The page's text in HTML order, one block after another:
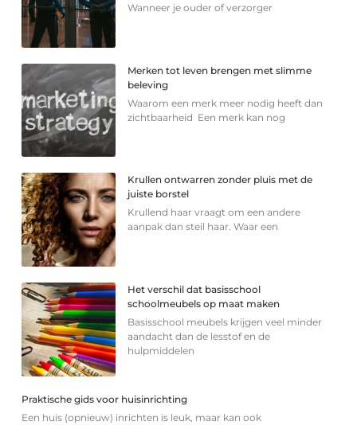
Wanneer je ouder of verzorger
Merken tot leven brengen met slimme
beleving
Waarom een merk meer nodig heeft dan
zichtbaarheid Een merk kan nog
Krullen ontwarren zonder pluis met de
juiste borstel
Krullend haar vraagt om een andere
aanpak dan steil haar. Waar een
Het verschil dat basisschool
schoolmeubels op maat maken
Basisschool meubels krijgen veel minder
aandacht dan de lesstof en de
hulpmiddelen
Praktische gids voor huisinrichting
Een huis (opnieuw) inrichten is leuk, maar kan ook